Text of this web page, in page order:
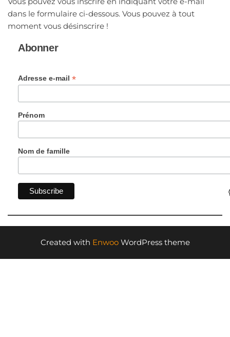
dans le formulaire ci-dessous. Vous pouvez à tout
moment vous désinscrire !
Abonner
Adresse e-mail *
Prénom
Nom de famille
Created with EnwooWordPress theme